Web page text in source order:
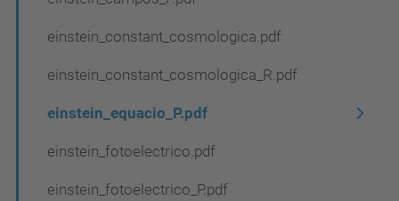
einstein_constant_cosmologica.pdf
einstein_constant_cosmologica_R.pdf
einstein_equacio_P.pdf
einstein_fotoelectrico.pdf
einstein_fotoelectrico_P.pdf